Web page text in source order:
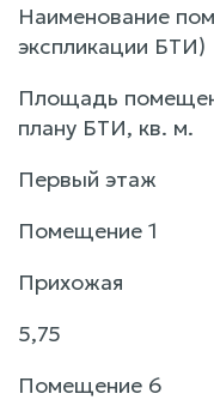
Наименование
экспликации БТИ)
Площадь
плану БТИ, кв. м.
Первый этаж
Помещение 1
Прихожая
5,75
Помещение 6